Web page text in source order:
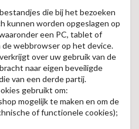
die bij het bezoeken
kunnen worden opgeslagen op
een PC, tablet of
webbrowser op het device.
over uw gebruik van de
naar eigen beveiligde
van een derde partij.
gebruikt om:
mogelijk te maken en om de
of functionele cookies);